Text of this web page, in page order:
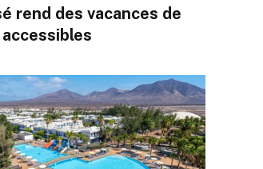
rend des vacances de